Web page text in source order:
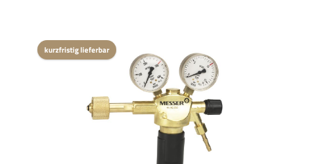
kurzfristig lieferbar